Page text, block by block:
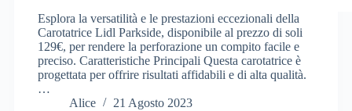
Esplora la versatilità e le prestazioni eccezionali della
Carotatrice Lidl Parkside, disponibile al prezzo di soli
129€, per rendere la perforazione un compito facile e
preciso. Caratteristiche Principali Questa carotatrice è
progettata per offrire risultati affidabili e di alta qualità.
…
Alice
21 Agosto 2023